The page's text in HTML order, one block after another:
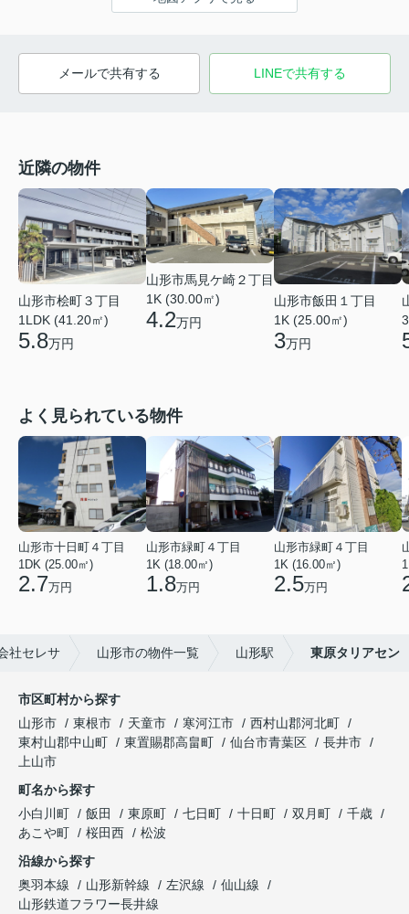
メールで共有する LINEで共有する
近隣の物件
山形市桧町３丁目
1LDK (41.20㎡)
5.8万円
山形市馬見ケ崎２丁目
1K (30.00㎡)
4.2万円
山形市飯田１丁目
1K (25.00㎡)
3万円
よく見られている物件
山形市十日町４丁目
1DK (25.00㎡)
2.7万円
山形市緑町４丁目
1K (18.00㎡)
1.8万円
山形市緑町４丁目
1K (16.00㎡)
2.5万円
社セレサ 山形市の物件一覧 山形駅 東原タリアセン
市区町村から探す
山形市
東根市 天童市 寒河江市
西村山郡河北町
東村山郡中山町
東置賜郡高畠町 仙台市青葉区
長井市
上山市
町名から探す
小白川町
飯田 東原町 七日町 十日町 双月町
千歳
あこや町
桜田西
松波
沿線から探す
奥羽本線
山形新幹線 左沢線
仙山線
山形鉄道フラワー長井線